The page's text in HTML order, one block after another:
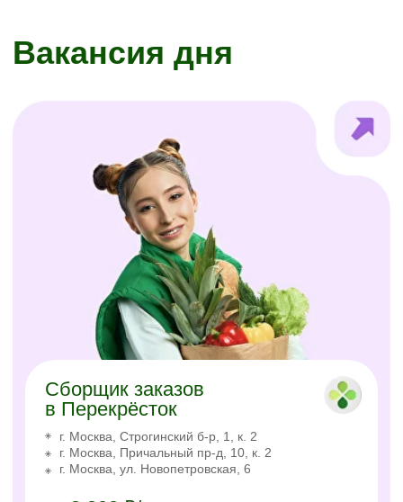
г. Москва, Причальный пр-д, 10, к. 2
Сборщик заказов
г. Мытищи, Октябрьский пр-т, 5А
г. Москва, мкр. Северное Чертаново, 1А
г. Москва, ул. Смольная, 34А
до 6 700 ₽/день
Сборщик заказов
в Даркстор